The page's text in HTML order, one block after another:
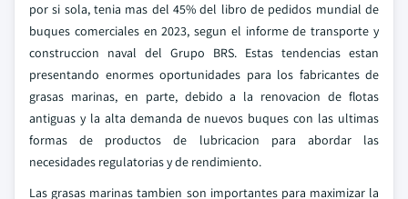
por si sola, tenia mas del 45% del libro de pedidos mundial de
buques comerciales en 2023, segun el informe de transporte y
construccion naval del Grupo BRS. Estas tendencias estan
presentando enormes oportunidades para los fabricantes de
grasas marinas, en parte, debido a la renovacion de flotas
antiguas y la alta demanda de nuevos buques con las ultimas
formas de productos de lubricacion para abordar las
necesidades regulatorias y de rendimiento.
Las grasas marinas tambien son importantes para maximizar la